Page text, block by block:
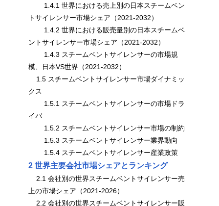
トサイレンサー市場シェア（2021-2032）
ントサイレンサー市場シェア（2021-2032）
模、日本VS世界（2021-2032）
クス
イバ
        1.5.2 スチームベントサイレンサー市場の制約
        1.5.3 スチームベントサイレンサー業界動向
        1.5.4 スチームベントサイレンサー産業政策
2 世界主要会社市場シェアとランキング
上の市場シェア（2021-2026）